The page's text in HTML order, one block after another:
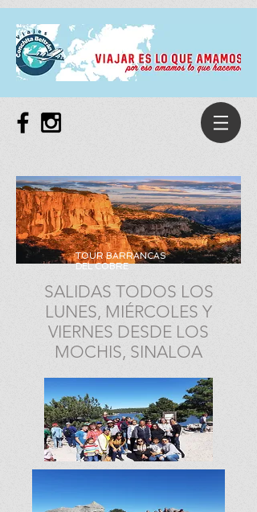
TOUR BARRANCAS
DEL COBRE
SALIDAS TODOS LOS
LUNES, MIÉRCOLES Y
VIERNES DESDE LOS
MOCHIS, SINALOA